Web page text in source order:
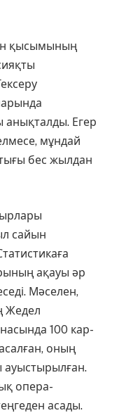
қысымының
анықталды. Егер
мұндай
бес жылдан
сайын
ақауы әр
Мәселен,
Жедел
100 кар­
оның
опе­ра­
асады.